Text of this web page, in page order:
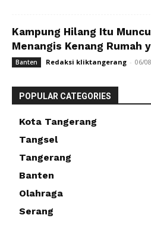
Kampung Hilang Itu
Menangis Kenang Rumah
Banten Redaksi kliktangerang - 06/
POPULAR CATEGORIES
Kota Tangerang
Tangsel
Tangerang
Banten
Olahraga
Serang